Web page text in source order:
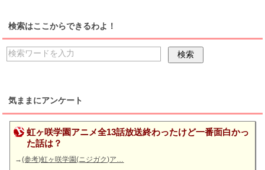
検索はここからできるわよ！
気ままにアンケート
虹ヶ咲学園アニメ全13話放送終わったけど一番面白かっ
た話は？
→(参考)虹ヶ咲学園(ニジガク)ア…